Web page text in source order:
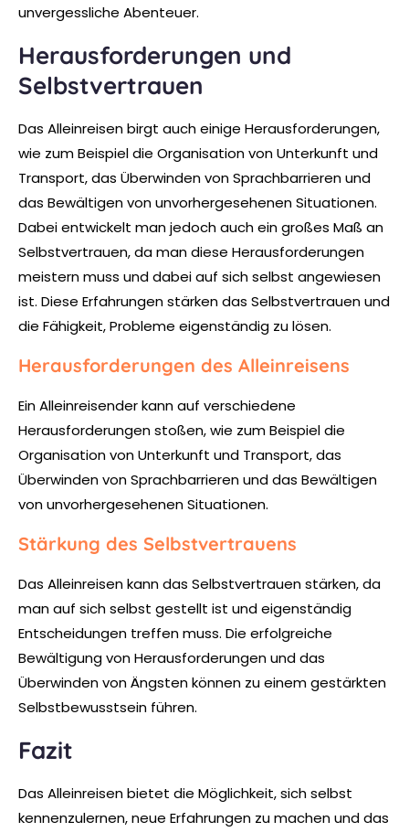
unvergessliche Abenteuer.
Herausforderungen und
Selbstvertrauen
Das Alleinreisen birgt auch einige Herausforderungen,
wie zum Beispiel die Organisation von Unterkunft und
Transport, das Überwinden von Sprachbarrieren und
das Bewältigen von unvorhergesehenen Situationen.
Dabei entwickelt man jedoch auch ein großes Maß an
Selbstvertrauen, da man diese Herausforderungen
meistern muss und dabei auf sich selbst angewiesen
ist. Diese Erfahrungen stärken das Selbstvertrauen und
die Fähigkeit, Probleme eigenständig zu lösen.
Herausforderungen des Alleinreisens
Ein Alleinreisender kann auf verschiedene
Herausforderungen stoßen, wie zum Beispiel die
Organisation von Unterkunft und Transport, das
Überwinden von Sprachbarrieren und das Bewältigen
von unvorhergesehenen Situationen.
Stärkung des Selbstvertrauens
Das Alleinreisen kann das Selbstvertrauen stärken, da
man auf sich selbst gestellt ist und eigenständig
Entscheidungen treffen muss. Die erfolgreiche
Bewältigung von Herausforderungen und das
Überwinden von Ängsten können zu einem gestärkten
Selbstbewusstsein führen.
Fazit
Das Alleinreisen bietet die Möglichkeit, sich selbst
kennenzulernen, neue Erfahrungen zu machen und das